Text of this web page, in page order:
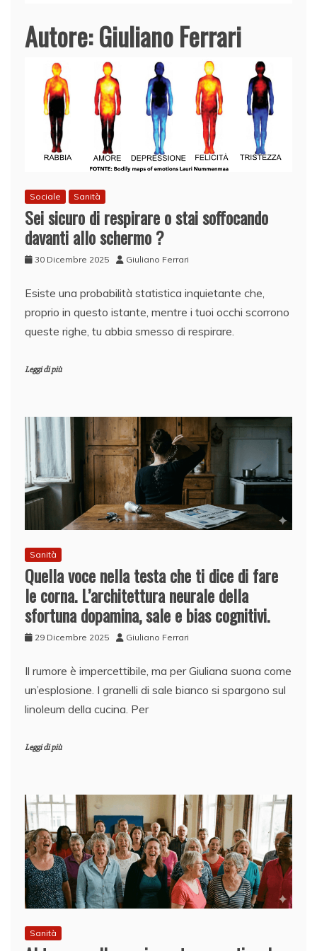
Autore:Giuliano Ferrari
Sociale Sanità
Sei sicuro di respirare o stai soffocando
davanti allo schermo ?
30 Dicembre 2025 Giuliano Ferrari
Esiste una probabilità statistica inquietante che,
proprio in questo istante, mentre i tuoi occhi scorrono
queste righe, tu abbia smesso di respirare.
Leggi di più
Sanità
Quella voce nella testa che ti dice di fare
le corna. L’architettura neurale della
sfortuna dopamina, sale e bias cognitivi.
29 Dicembre 2025 Giuliano Ferrari
Il rumore è impercettibile, ma per Giuliana suona come
un’esplosione. I granelli di sale bianco si spargono sul
linoleum della cucina. Per
Leggi di più
Sanità